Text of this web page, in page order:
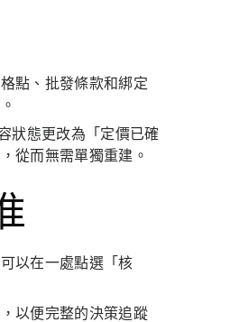
點、批發條款和綁定
狀態更改為「定價已確
從而無需單獨重建。
以在一處點選「核
以便完整的決策追蹤